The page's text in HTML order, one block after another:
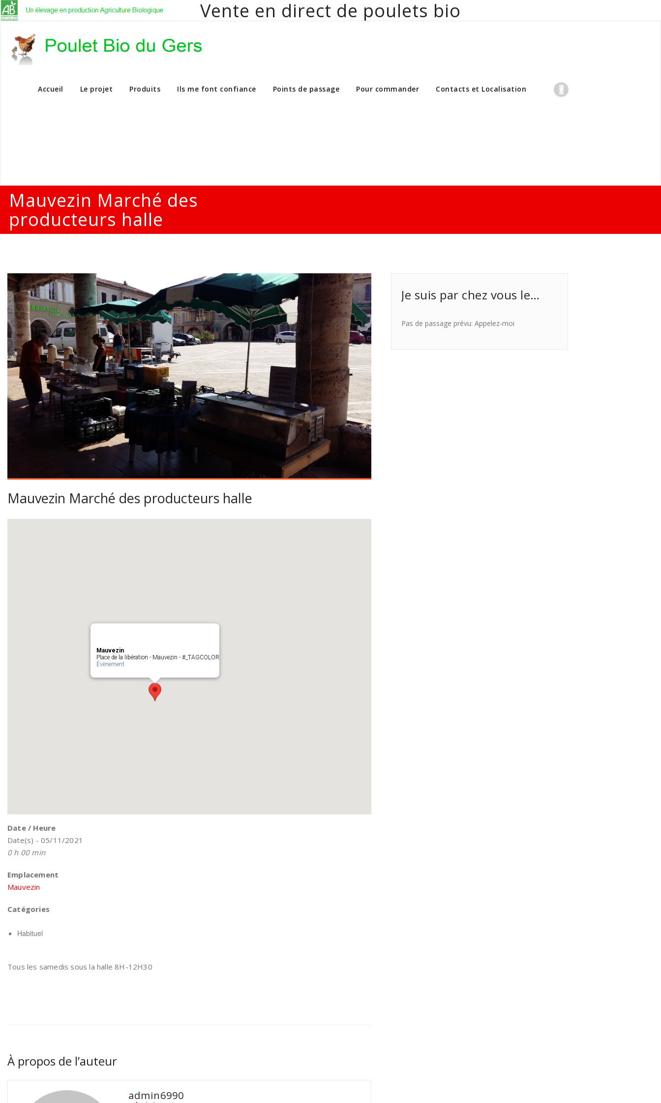
Vente en direct de poulets bio
Vente en direct de poulets bio aux particuliers et professionnels
Accueil Le projet Produits Ils me font confiance Points de passage Pour commander Contacts et Localisation
Mauvezin Marché des
producteurs halle
Mauvezin Marché des producteurs halle
Mauvezin
Place de la libération - Mauvezin - #_TAGCOLOR
Évènement
Date / Heure
Date(s) - 05/11/2021
0 h 00 min
Emplacement
Mauvezin
Catégories
Habituel
Tous les samedis sous la halle 8H-12H30
À propos de l’auteur
admin6990
Je suis par chez vous le…
Pas de passage prévu: Appelez-moi